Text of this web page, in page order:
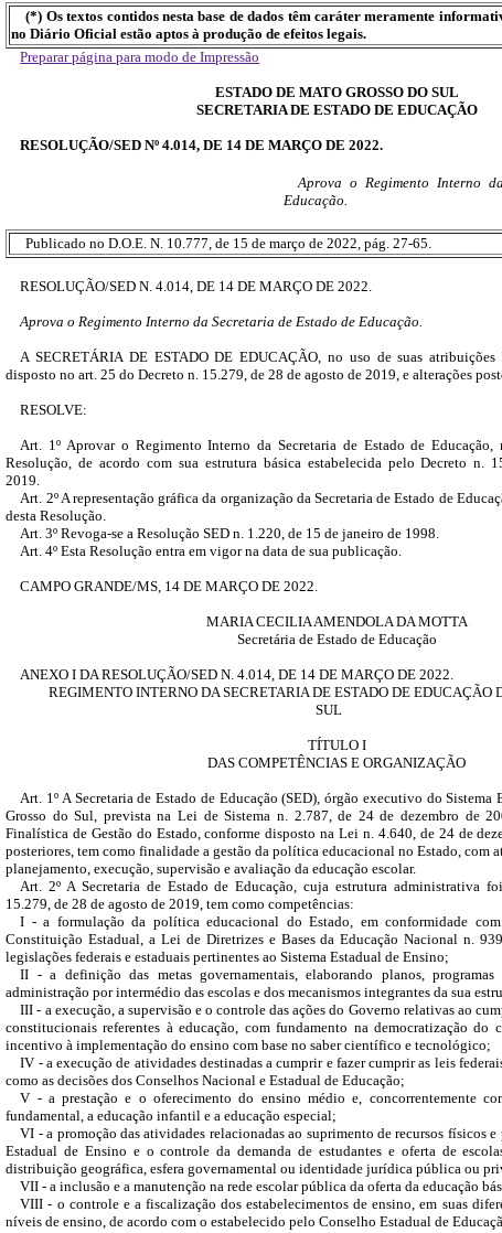
(*) Os textos contidos nesta base de dados têm caráter meramente
no Diário Oficial estão aptos à produção de efeitos legais.
Preparar página para modo de Impressão
ESTADO DE MATO GROSSO DO SUL
SECRETARIA DE ESTADO DE EDUCAÇÃO
RESOLUÇÃO/SED Nº 4.014, DE 14 DE MARÇO DE 2022.
Aprova o Regimento Interno
Educação.
Publicado no D.O.E. N. 10.777, de 15 de março de 2022, pág. 27-65.
RESOLUÇÃO/SED N. 4.014, DE 14 DE MARÇO DE 2022.
Aprova o Regimento Interno da Secretaria de Estado de Educação.
A SECRETÁRIA DE ESTADO DE EDUCAÇÃO, no uso de suas
disposto no art. 25 do Decreto n. 15.279, de 28 de agosto de 2019, e alterações
RESOLVE:
Art. 1º Aprovar o Regimento Interno da Secretaria de Estado de
Resolução, de acordo com sua estrutura básica estabelecida pelo Decreto n.
2019.
Art. 2º A representação gráfica da organização da Secretaria de Estado de
desta Resolução.
Art. 3º Revoga-se a Resolução SED n. 1.220, de 15 de janeiro de 1998.
Art. 4º Esta Resolução entra em vigor na data de sua publicação.
CAMPO GRANDE/MS, 14 DE MARÇO DE 2022.
MARIA CECILIA AMENDOLA DA MOTTA
Secretária de Estado de Educação
ANEXO I DA RESOLUÇÃO/SED N. 4.014, DE 14 DE MARÇO DE 2022.
REGIMENTO INTERNO DA SECRETARIA DE ESTADO DE EDUCAÇÃO
SUL
TÍTULO I
DAS COMPETÊNCIAS E ORGANIZAÇÃO
Art. 1º A Secretaria de Estado de Educação (SED), órgão executivo do Sistema
Grosso do Sul, prevista na Lei de Sistema n. 2.787, de 24 de dezembro de
Finalística de Gestão do Estado, conforme disposto na Lei n. 4.640, de 24 de
posteriores, tem como finalidade a gestão da política educacional no Estado, com
planejamento, execução, supervisão e avaliação da educação escolar.
Art. 2º A Secretaria de Estado de Educação, cuja estrutura administrativa
15.279, de 28 de agosto de 2019, tem como competências:
I - a formulação da política educacional do Estado, em conformidade
Constituição Estadual, a Lei de Diretrizes e Bases da Educação Nacional n.
legislações federais e estaduais pertinentes ao Sistema Estadual de Ensino;
II - a definição das metas governamentais, elaborando planos,
administração por intermédio das escolas e dos mecanismos integrantes da sua
III - a execução, a supervisão e o controle das ações do Governo relativas ao
constitucionais referentes à educação, com fundamento na democratização do
incentivo à implementação do ensino com base no saber científico e tecnológico;
IV - a execução de atividades destinadas a cumprir e fazer cumprir as leis
como as decisões dos Conselhos Nacional e Estadual de Educação;
V - a prestação e o oferecimento do ensino médio e, concorrentemente
fundamental, a educação infantil e a educação especial;
VI - a promoção das atividades relacionadas ao suprimento de recursos físicos e
Estadual de Ensino e o controle da demanda de estudantes e oferta de
distribuição geográfica, esfera governamental ou identidade jurídica pública ou
VII - a inclusão e a manutenção na rede escolar pública da oferta da educação
VIII - o controle e a fiscalização dos estabelecimentos de ensino, em suas
níveis de ensino, de acordo com o estabelecido pelo Conselho Estadual de